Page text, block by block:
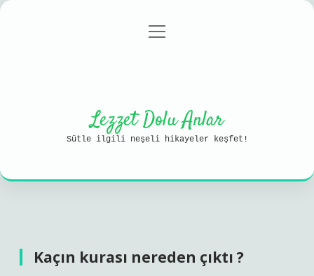
Gizlilik Politikası
menüyü
Lezzet Dolu Anlar
Sütle ilgili neşeli hikayeler keşfet!
Kaçın kurası nereden çıktı ?